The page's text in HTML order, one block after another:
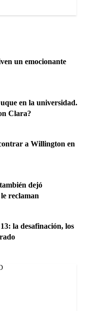
un emocionante
en la universidad.
Clara?
a Willington en
dejó
reclaman
la desafinación, los